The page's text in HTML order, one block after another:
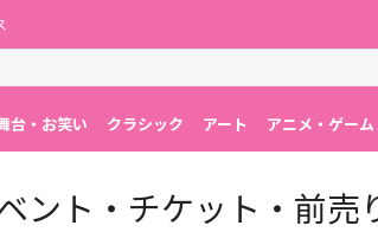
台・お笑い クラシック アート アニメ・ゲーム
ント・チケット・前売